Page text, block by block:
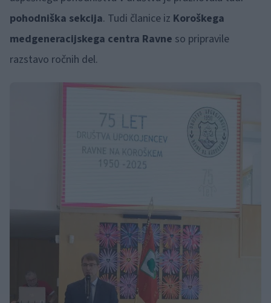
pohodniška sekcija. Tudi članice iz Koroškega
medgeneracijskega centra Ravne so pripravile
razstavo ročnih del.